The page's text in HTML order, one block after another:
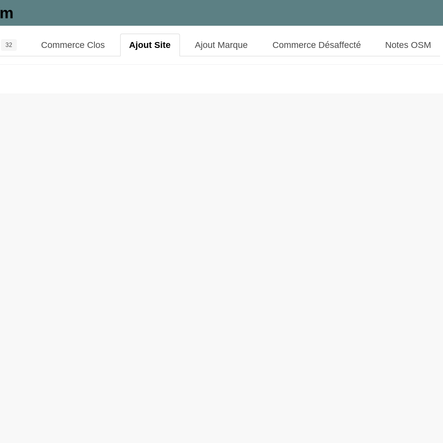
32 Commerce Clos Ajout Site Ajout Marque Commerce Désaffecté Notes OSM